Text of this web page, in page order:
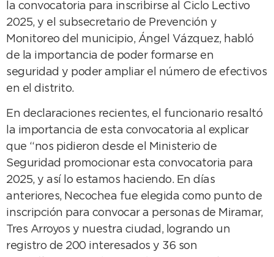
la convocatoria para inscribirse al Ciclo Lectivo
2025, y el subsecretario de Prevención y
Monitoreo del municipio, Ángel Vázquez, habló
de la importancia de poder formarse en
seguridad y poder ampliar el número de efectivos
en el distrito.
En declaraciones recientes, el funcionario resaltó
la importancia de esta convocatoria al explicar
que “nos pidieron desde el Ministerio de
Seguridad promocionar esta convocatoria para
2025, y así lo estamos haciendo. En días
anteriores, Necochea fue elegida como punto de
inscripción para convocar a personas de Miramar,
Tres Arroyos y nuestra ciudad, logrando un
registro de 200 interesados y 36 son